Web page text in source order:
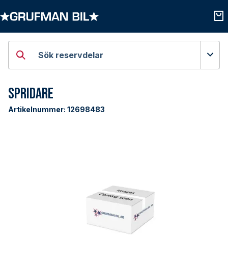
Sök reservdelar
Spridare
Artikelnummer: 12698483